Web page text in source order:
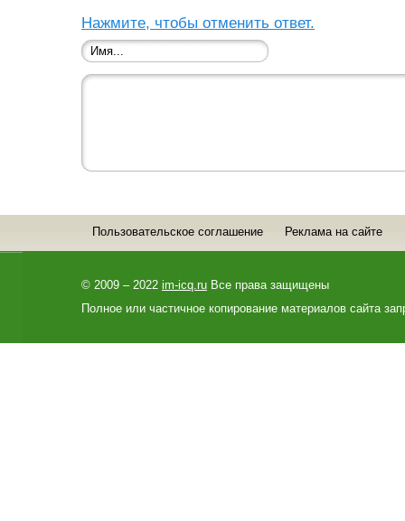
Нажмите, чтобы отменить ответ.
Пользовательское соглашение Реклама на сайте
© 2009 – 2022 im-icq.ru Все права защищены
Полное или частичное копирование материалов сайта